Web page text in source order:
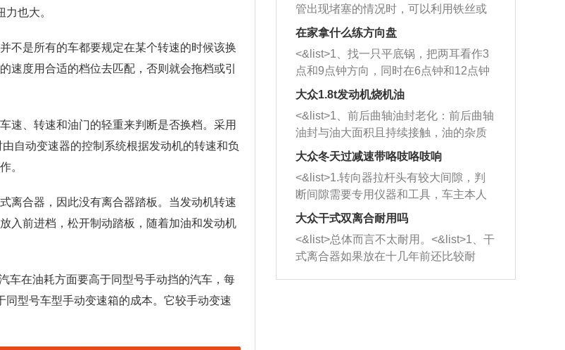
也大。
不是所有的车都要规定在某个转速的时候该换
速度用合适的档位去匹配，否则就会拖档或引
速、转速和油门的轻重来判断是否换档。采用
自动变速器的控制系统根据发动机的转速和负
。
离合器，因此没有离合器踏板。当发动机转速
入前进档，松开制动踏板，随着加油和发动机
车在油耗方面要高于同型号手动挡的汽车，每
型号车型手动变速箱的成本。它较手动变速
管出现堵塞的情况时，可以利用铁丝或
者是细棍，直接将杂物给取出来，如果
堵塞情况比较严重，也可以采取应急措
施。 <&list>2、直接利用木棍将所有的
杂物推到排气管里面的位置处，然后将
三元催化器拆解开，就可以将堵塞的东
西取出来。但如果是因为积碳过多引起
的堵塞，就需要将三元催化器泡在草酸
洗剂对堵塞的情况得到解决，将清洗剂
放在燃油箱中，与燃油混合后，车辆启
动时，就可以和汽油一起进入到燃烧
室，最后形成废气排出，就可以让三元
催化器得到清洗，排气管堵塞的情况就
能够得到解决。
在家拿什么练方向盘
<&list>1、找一只平底锅，把两耳看作3
点和9点钟方向，同时在6点钟和12点钟
方向做一个标记。 <&list>2、双手握住
一圈半的练习，往右同样也要打相同的
圈数。 <&list>3、最后强调要反复练
习，这样就可以形成肌肉记忆，在真实
驾驶车辆时，不需要记忆也能打好方
向。
大众1.8t发动机烧机油
<&list>1、前后曲轴油封老化：前后曲轴
油封与油大面积且持续接触，油的杂质
和发动机内持续温度变化使其密封效果
逐渐减弱，导致渗油或漏油。<&list>2、
活塞间隙过大：积碳会使活塞环与缸体
的间隙扩大，导致机油流入燃烧室中，
造成烧机油。<&list>3、机油粘度。使用
机油粘度过小的话，同样会有烧机油现
象，机油粘度过小具有很好的流动性，
大众冬天过减速带咯吱咯吱响
<&list>1.转向器拉杆头有较大间隙，判
断间隙需要专用仪器和工具，车主本人
无法制作，需要将车辆送到修理厂或4s
店；<&list>2.车辆半轴套管防尘罩破
裂，破裂后会出现漏油现象，使半轴磨
损严重，磨损的半轴容易损坏，产生异
响；<&list>3.稳定器的转向胶套和球头
大众干式双离合耐用吗
<&list>总体而言不太耐用。<&list>1、干
式离合器如果放在十几年前还比较耐